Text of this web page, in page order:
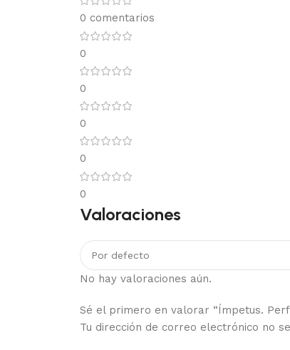
0 comentarios
0
0
0
0
0
Valoraciones
No hay valoraciones aún.
Sé el primero en valorar “Ímpetus.
Tu dirección de correo electrónico no